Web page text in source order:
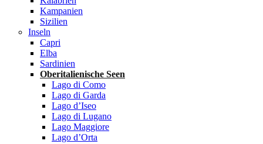
Kampanien
Sizilien
Inseln
Capri
Elba
Sardinien
Oberitalienische Seen
Lago di Como
Lago di Garda
Lago d’Iseo
Lago di Lugano
Lago Maggiore
Lago d’Orta